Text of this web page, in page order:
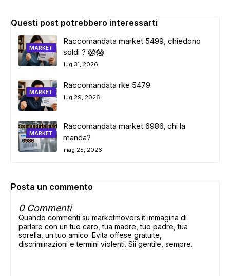
Questi post potrebbero interessarti
MARKET
Raccomandata market 5499, chiedono
soldi ? 😱😱
lug 31, 2026
MARKET
Raccomandata rke 5479
lug 29, 2026
MARKET
Raccomandata market 6986, chi la
manda?
mag 25, 2026
Posta un commento
0 Commenti
Quando commenti su marketmovers.it immagina di
parlare con un tuo caro, tua madre, tuo padre, tua
sorella, un tuo amico. Evita offese gratuite,
discriminazioni e termini violenti. Sii gentile, sempre.